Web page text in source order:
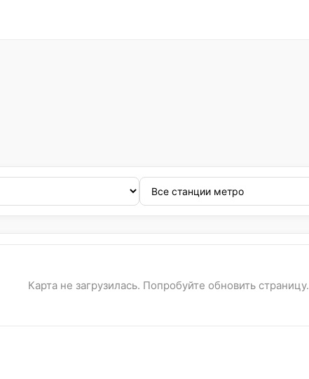
Карта не загрузилась. Попробуйте обновить страницу.